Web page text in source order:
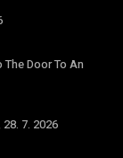
Door To An
7. 2026